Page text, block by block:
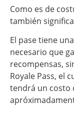
Como es de
también
El pase tiene
necesario que
recompensas,
Royale Pass, el
tendrá un costo